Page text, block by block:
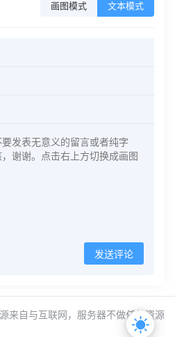
画图模式 文本模式
发送评论
来自与互联网，服务器不做任何资源